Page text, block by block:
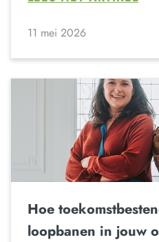
11 mei 2026
Hoe
loopbanen in jouw